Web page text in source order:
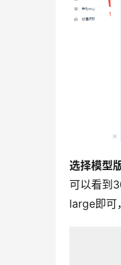
选择模型
可以看到
large即可